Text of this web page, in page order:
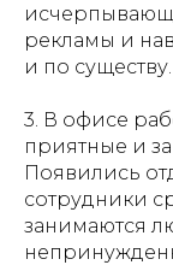
рекламы и
и по существу.
3. В офисе
приятные и
Появились
сотрудники
занимаются